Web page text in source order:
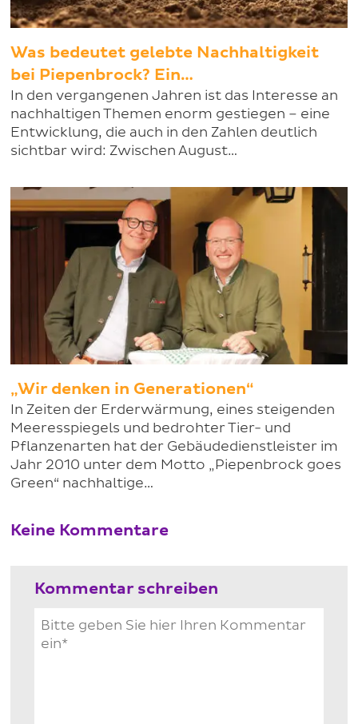
Was bedeutet gelebte Nachhaltigkeit
bei Piepenbrock? Ein…
In den vergangenen Jahren ist das Interesse an
nachhaltigen Themen enorm gestiegen – eine
Entwicklung, die auch in den Zahlen deutlich
sichtbar wird: Zwischen August…
„Wir denken in Generationen“
In Zeiten der Erderwärmung, eines steigenden
Meeresspiegels und bedrohter Tier- und
Pflanzenarten hat der Gebäudedienstleister im
Jahr 2010 unter dem Motto „Piepenbrock goes
Green“ nachhaltige…
Keine Kommentare
Kommentar schreiben